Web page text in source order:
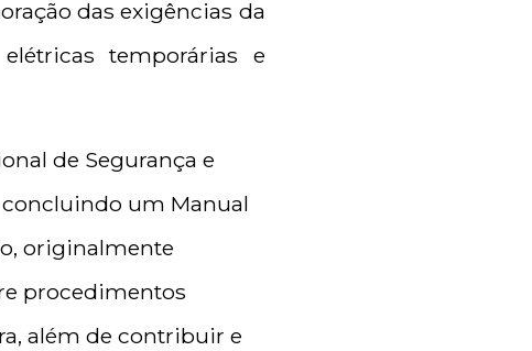
das exigências da
temporárias e
de Segurança e
concluindo um Manual
originalmente
procedimentos
além de contribuir e